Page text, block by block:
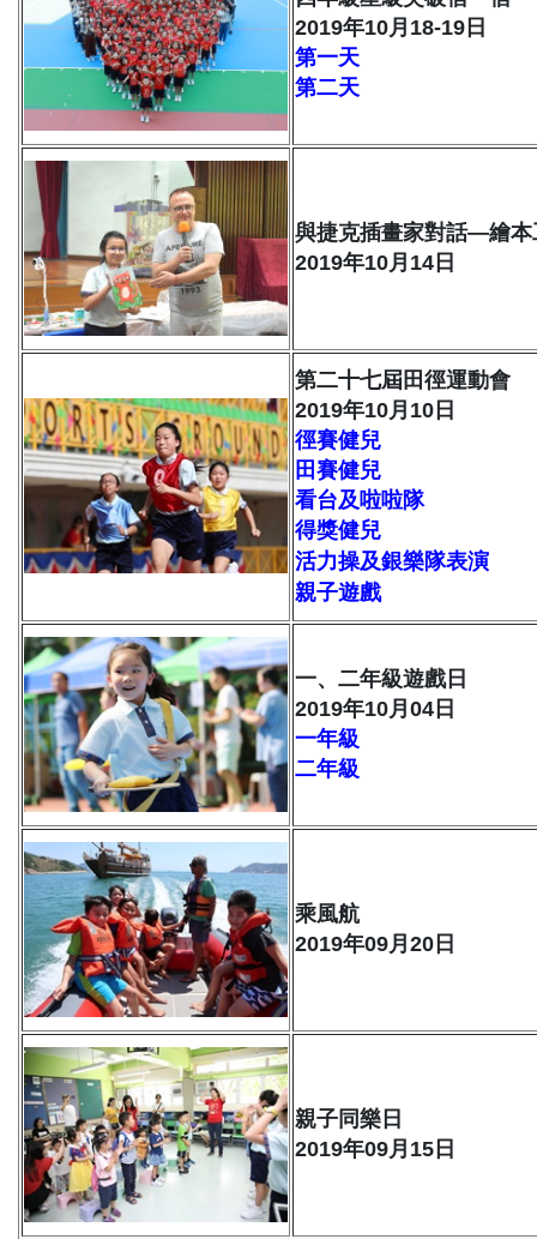
2019年10月18-19日
第一天
第二天
與捷克插畫家對話—繪本
2019年10月14日
第二十七屆田徑運動會
2019年10月10日
徑賽健兒
田賽健兒
看台及啦啦隊
得獎健兒
活力操及銀樂隊表演
親子遊戲
一、二年級遊戲日
2019年10月04日
一年級
二年級
乘風航
2019年09月20日
親子同樂日
2019年09月15日